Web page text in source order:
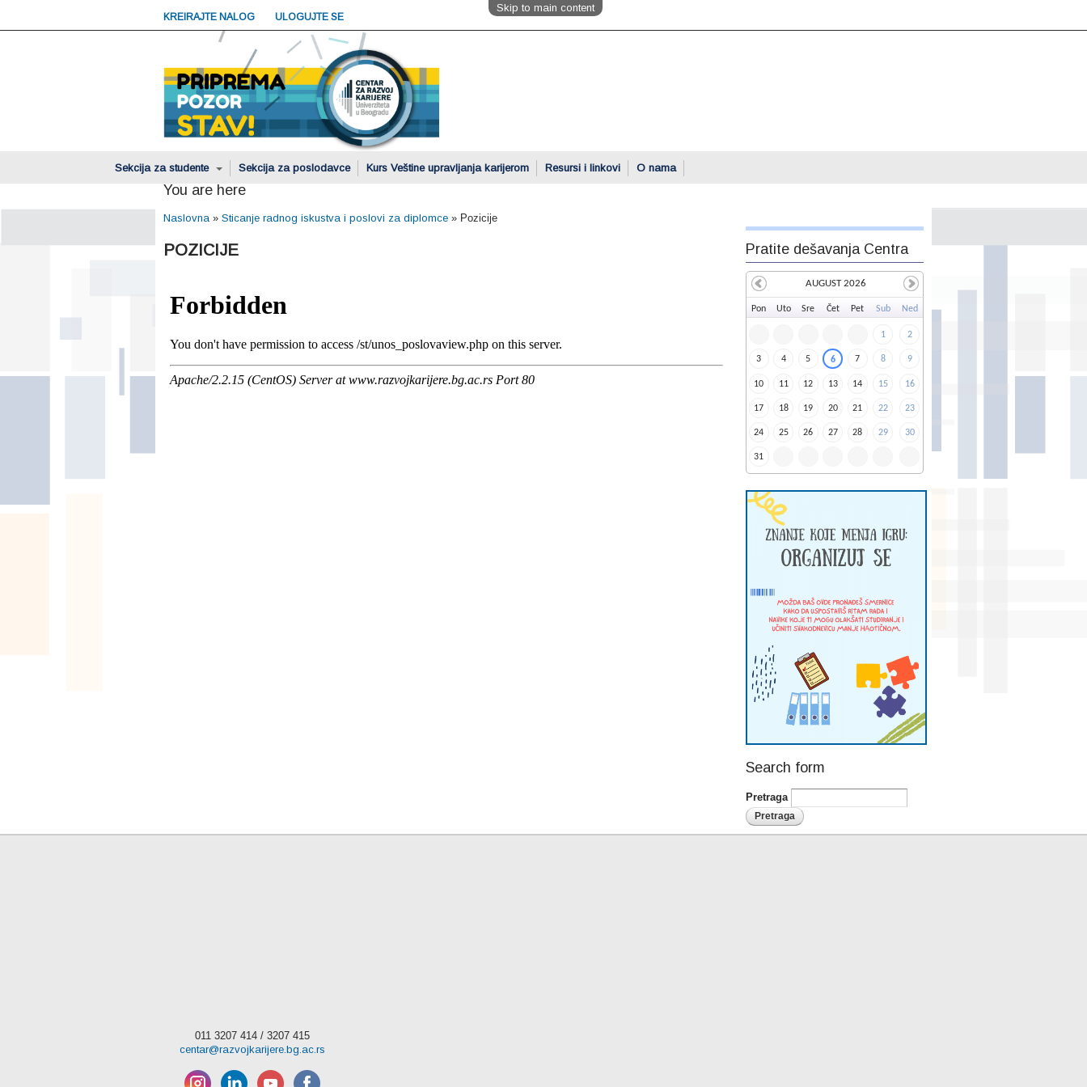
Skip to main content
KREIRAJTE NALOG ULOGUJTE SE
Sekcija za studente Sekcija za poslodavce Kurs Veštine upravljanja karijerom Resursi i linkovi O nama
You are here
Naslovna » Sticanje radnog iskustva i poslovi za diplomce » Pozicije
POZICIJE Pratite dešavanja Centra
Pon Uto Sre Čet Pet Sub Ned
1 2
3 4 5 6 7 8 9
10 11 12 13 14 15 16
17 18 19 20 21 22 23
24 25 26 27 28 29 30
31
AUGUST 2026
Search form
Pretraga
011 3207 414 / 3207 415
centar@razvojkarijere.bg.ac.rs